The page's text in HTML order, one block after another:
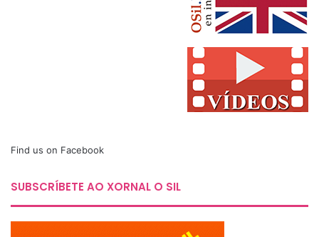
Find us on Facebook
SUBSCRÍBETE AO XORNAL O SIL